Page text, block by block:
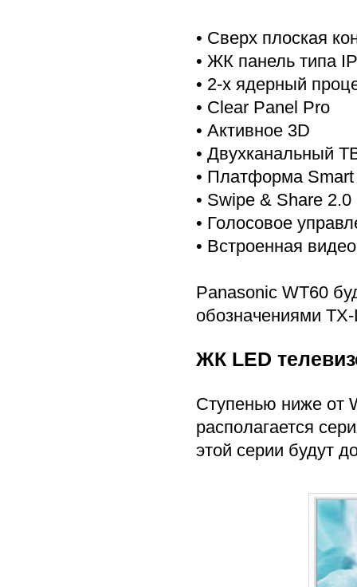
• Сверх плоская
• ЖК панель типа
• 2-х ядерный
• Clear Panel Pro
• Активное 3D
• Двухканальный
• Платформа
• Swipe & Share 2.0
• Голосовое
• Встроенная
Panasonic WT60
обозначениями
ЖК LED
Ступенью ниже от
располагается
этой серии будут